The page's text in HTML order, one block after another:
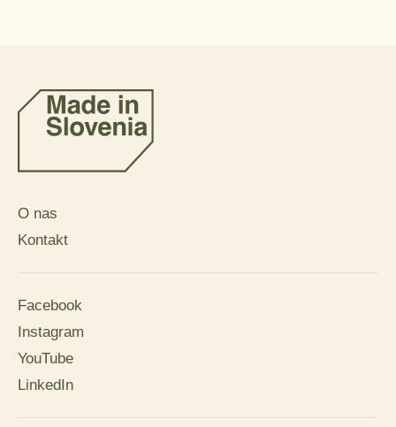
O nas
Kontakt
Facebook
Instagram
YouTube
LinkedIn